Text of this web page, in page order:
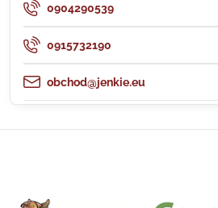
0904290539
0915732190
obchod@jenkie.eu